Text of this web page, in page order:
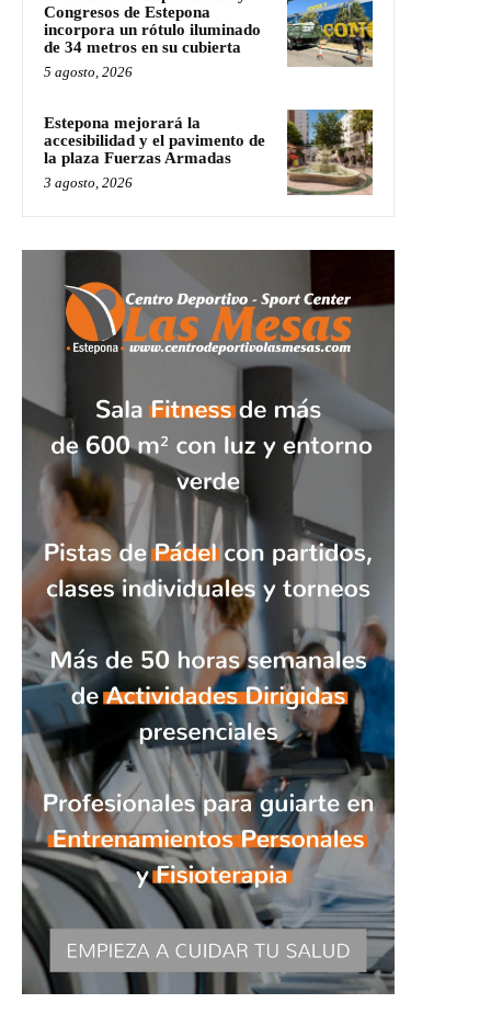
Congresos de Estepona
incorpora un rótulo iluminado
de 34 metros en su cubierta
5 agosto, 2026
Estepona mejorará la
accesibilidad y el pavimento de
la plaza Fuerzas Armadas
3 agosto, 2026